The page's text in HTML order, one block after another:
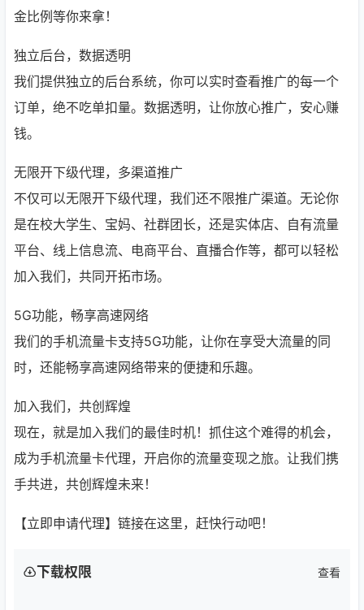
金比例等你来拿！
独立后台，数据透明
我们提供独立的后台系统，你可以实时查看推广的每一个
订单，绝不吃单扣量。数据透明，让你放心推广，安心赚
钱。
无限开下级代理，多渠道推广
不仅可以无限开下级代理，我们还不限推广渠道。无论你
是在校大学生、宝妈、社群团长，还是实体店、自有流量
平台、线上信息流、电商平台、直播合作等，都可以轻松
加入我们，共同开拓市场。
5G功能，畅享高速网络
我们的手机流量卡支持5G功能，让你在享受大流量的同
时，还能畅享高速网络带来的便捷和乐趣。
加入我们，共创辉煌
现在，就是加入我们的最佳时机！抓住这个难得的机会，
成为手机流量卡代理，开启你的流量变现之旅。让我们携
手共进，共创辉煌未来！
【立即申请代理】链接在这里，赶快行动吧！
下载权限 查看